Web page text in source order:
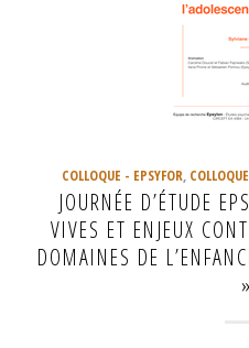
COLLOQUE - EPSYFOR,
JOURNÉE D’ÉTUDE
VIVES ET ENJEUX
DOMAINES DE
»